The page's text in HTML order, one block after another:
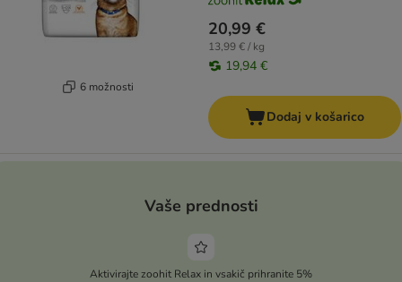
6 možnosti
20,99 €
13,99 € / kg
19,94 €
Dodaj v košarico
Vaše prednosti
Aktivirajte zoohit Relax in vsakič prihranite 5%